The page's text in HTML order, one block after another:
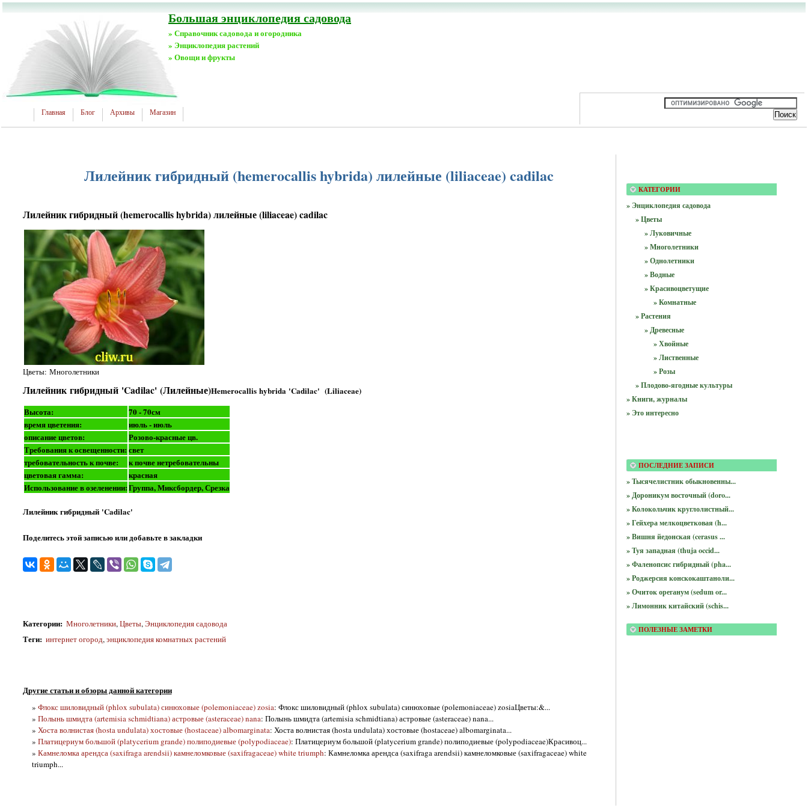
Большая энциклопедия садовода
» Справочник садовода и огородника
» Энциклопедия растений
» Овощи и фрукты
Главная Блог Архивы Магазин
Лилейник гибридный (hemerocallis hybrida) лилейные (liliaceae) cadilac
Лилейник гибридный (hemerocallis hybrida) лилейные (liliaceae) cadilac
Цветы: Многолетники
Лилейник гибридный 'Cadilac' (Лилейные)Hemerocallis hybrida 'Cadilac' (Liliaceae)
Высота:
70 - 70см
время цветения:
июль - июль
описание цветов:
Розово-красные цв.
Требования к освещенности: свет
требовательность к почве:
к почве нетребовательны
цветовая гамма:
красная
Использование в озеленении:Группа, Миксбордер, Срезка
Лилейник гибридный 'Cadilac'
Поделитесь этой записью или добавьте в закладки
Категории: Многолетники,Цветы,Энциклопедия садовода
Теги: интернет огород,энциклопедия комнатных растений
Другие статьи и обзоры данной категории
» Флокс шиловидный (phlox subulata) синюховые (polemoniaceae) zosia: Флокс шиловидный (phlox subulata) синюховые (polemoniaceae) zosiaЦветы:&...
» Полынь шмидта (artemisia schmidtiana) астровые (asteraceae) nana: Полынь шмидта (artemisia schmidtiana) астровые (asteraceae) nana...
» Хоста волнистая (hosta undulata) хостовые (hostaceae) albomarginata: Хоста волнистая (hosta undulata) хостовые (hostaceae) albomarginata...
» Платицериум большой (platycerium grande) полиподиевые (polypodiaceae): Платицериум большой (platycerium grande) полиподиевые (polypodiaceae)Красивоц...
» Камнеломка арендса (saxifraga arendsii) камнеломковые (saxifragaceae) white triumph: Камнеломка арендса (saxifraga arendsii) камнеломковые (saxifragaceae) white
triumph...
КАТЕГОРИИ
» Энциклопедия садовода
» Цветы
» Луковичные
» Многолетники
» Однолетники
» Водные
» Красивоцветущие
» Комнатные
» Растения
» Древесные
» Хвойные
» Лиственные
» Розы
» Плодово-ягодные культуры
» Книги, журналы
» Это интересно
ПОСЛЕДНИЕ ЗАПИСИ
» Тысячелистник обыкновенны...
» Дороникум восточный (doro...
» Колокольчик круглолистный...
» Гейхера мелкоцветковая (h...
» Вишня йедонская (cerasus ...
» Туя западная (thuja occid...
» Фаленопсис гибридный (pha...
» Роджерсия конскокаштаноли...
» Очиток ореганум (sedum or...
» Лимонник китайский (schis...
ПОЛЕЗНЫЕ ЗАМЕТКИ